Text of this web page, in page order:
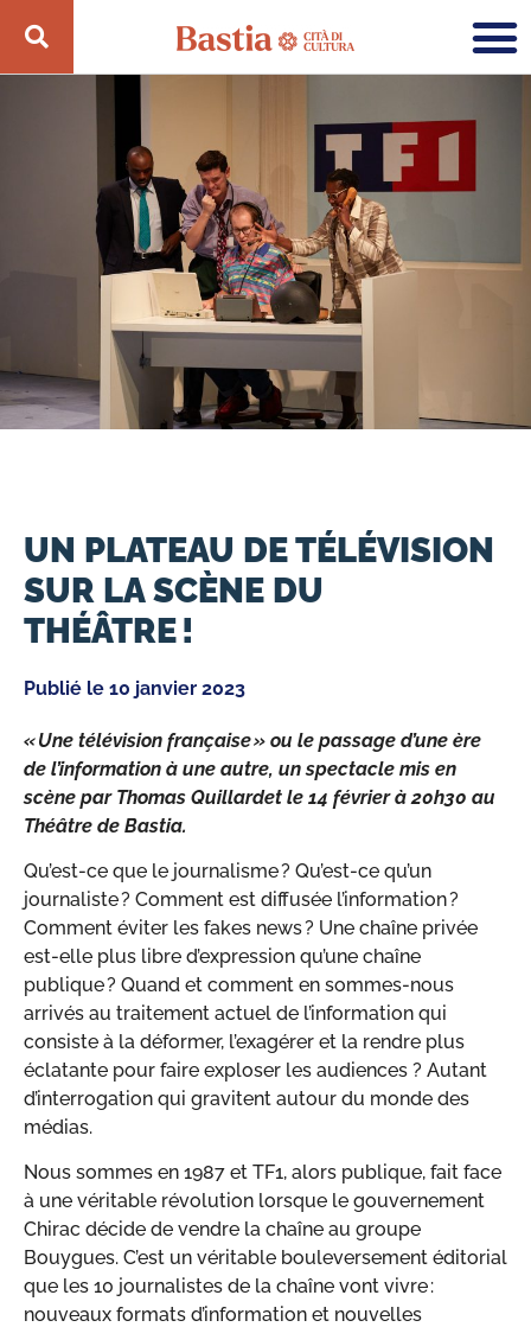
UN PLATEAU DE TÉLÉVISION
SUR LA SCÈNE DU
THÉÂTRE !
Publié le 10 janvier 2023
« Une télévision française » ou le passage d’une ère
de l’information à une autre, un spectacle mis en
scène par Thomas Quillardet le 14 février à 20h30 au
Théâtre de Bastia.
Qu’est-ce que le journalisme ? Qu’est-ce qu’un
journaliste ? Comment est diffusée l’information ?
Comment éviter les fakes news ? Une chaîne privée
est-elle plus libre d’expression qu’une chaîne
publique ? Quand et comment en sommes-nous
arrivés au traitement actuel de l’information qui
consiste à la déformer, l’exagérer et la rendre plus
éclatante pour faire exploser les audiences ? Autant
d’interrogation qui gravitent autour du monde des
médias.
Nous sommes en 1987 et TF1, alors publique, fait face
à une véritable révolution lorsque le gouvernement
Chirac décide de vendre la chaîne au groupe
Bouygues. C’est un véritable bouleversement éditorial
que les 10 journalistes de la chaîne vont vivre :
nouveaux formats d’information et nouvelles